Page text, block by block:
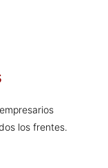
los frentes.